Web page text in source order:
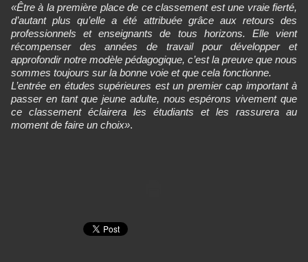
«Être à la première place de ce classement est une vraie fierté,
d’autant plus qu’elle a été attribuée grâce aux retours des
professionnels et enseignants de tous horizons. Elle vient
récompenser des années de travail pour développer et
approfondir notre modèle pédagogique, c’est la preuve que nous
sommes toujours sur la bonne voie et que cela fonctionne.
L’entrée en études supérieures est un premier cap important à
passer en tant que jeune adulte, nous espérons vivement que
ce classement éclairera les étudiants et les rassurera au
moment de faire un choix».